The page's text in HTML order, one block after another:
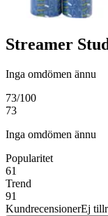
Streamer
Inga omdömen ännu
73/100
73
Inga omdömen ännu
Popularitet
61
Trend
91
KundrecensionerEj